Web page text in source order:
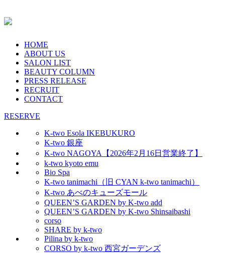
HOME
ABOUT US
SALON LIST
BEAUTY COLUMN
PRESS RELEASE
RECRUIT
CONTACT
RESERVE
K-two Esola IKEBUKURO
K-two 銀座
K-two NAGOYA【2026年2月16日営業終了】
k-two kyoto emu
Bio Spa
K-two tanimachi（旧 CYAN k-two tanimachi）
K-two あべのキューズモール
QUEEN’S GARDEN by K-two add
QUEEN’S GARDEN by K-two Shinsaibashi
corso
SHARE by k-two
Pilina by k-two
CORSO by k-two 西宮ガーデンズ